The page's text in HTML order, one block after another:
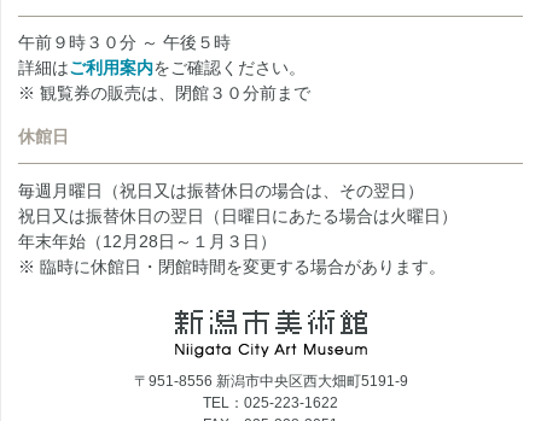
午前９時３０分 ～ 午後５時
詳細はご利用案内をご確認ください。
※ 観覧券の販売は、閉館３０分前まで
休館日
毎週月曜日（祝日又は振替休日の場合は、その翌日）
祝日又は振替休日の翌日（日曜日にあたる場合は火曜日）
年末年始（12月28日～１月３日）
※ 臨時に休館日・閉館時間を変更する場合があります。
〒951-8556 新潟市中央区西大畑町5191-9
TEL：025-223-1622